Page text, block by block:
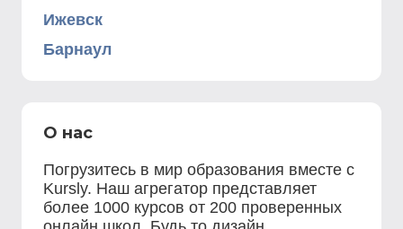
Ижевск
Барнаул
О нас
Погрузитесь в мир образования вместе с
Kursly. Наш агрегатор представляет
более 1000 курсов от 200 проверенных